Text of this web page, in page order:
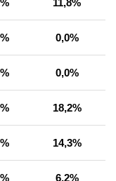
11,8%
0,0%
0,0%
18,2%
14,3%
6,2%